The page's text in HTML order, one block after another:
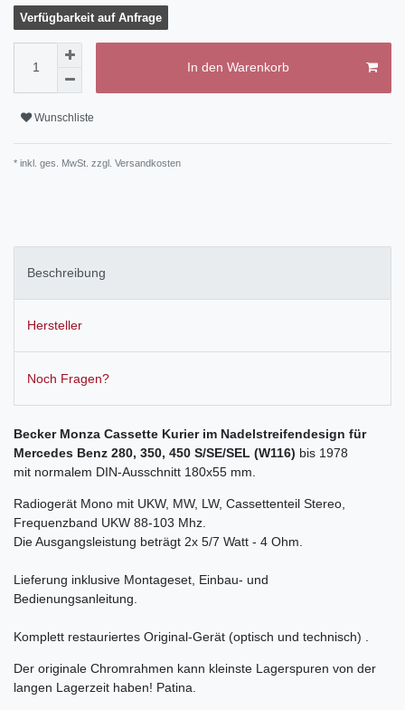
Verfügbarkeit auf Anfrage
In den Warenkorb
Wunschliste
* inkl. ges. MwSt. zzgl. Versandkosten
Beschreibung
Hersteller
Noch Fragen?
Becker Monza Cassette Kurier im Nadelstreifendesign für
Mercedes Benz 280, 350, 450 S/SE/SEL (W116) bis 1978
mit normalem DIN-Ausschnitt 180x55 mm.
Radiogerät Mono mit UKW, MW, LW, Cassettenteil Stereo,
Frequenzband UKW 88-103 Mhz.
Die Ausgangsleistung beträgt 2x 5/7 Watt - 4 Ohm.
Lieferung inklusive Montageset, Einbau- und
Bedienungsanleitung.
Komplett restauriertes Original-Gerät (optisch und technisch) .
Der originale Chromrahmen kann kleinste Lagerspuren von der
langen Lagerzeit haben! Patina.